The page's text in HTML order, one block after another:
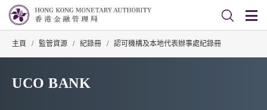
主頁 / 監管資源 / 紀錄冊 / 認可機構及本地代表辦事處紀錄冊
UCO BANK